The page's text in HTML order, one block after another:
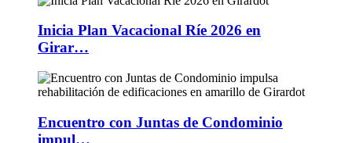
Inicia Plan Vacacional Ríe 2026 en
Girar…
Encuentro con Juntas de Condominio
impul…